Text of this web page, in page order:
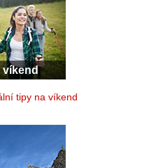
víkend
tipy na víkend